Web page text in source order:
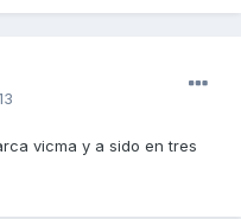
vicma y a sido en tres